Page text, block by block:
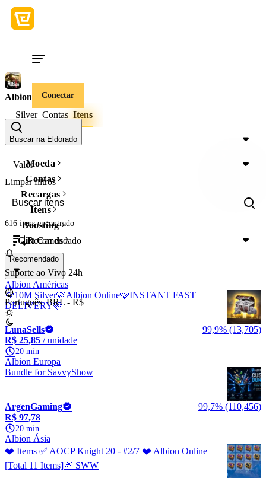
Conectar
Buscar na Eldorado
Moeda
Contas
Recargas
Itens
Boosting
Gift Cards
Suporte ao Vivo 24h
Português|BRL - R$
Albion Online
Silver Contas Itens
Servidor
Valor
Limpar filtros
616 itensencontrado
Recomendado
Recomendado
Albion Américas
🩷10M Silver🩷Albion Online🩷INSTANT FAST
DELIVERY🩷
LunaSells
99,9% (13,705)
R$ 25,85 / unidade
20 min
Albion Europa
Bundle for SavvyShow
ArgenGaming
99,7% (110,456)
R$ 97,78
20 min
Albion Ásia
❤️ Items ✅ AOCP Knight 20 - #2/7 ❤️ Albion Online
[Total 11 Items]🎆 SWW